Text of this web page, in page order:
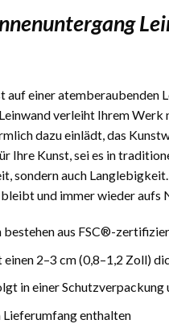
auf einer
verleiht Ihrem Werk
dazu einlädt, das
Ihre Kunst, sei es in
sondern auch
und immer wieder aufs
bestehen aus FSC®-
einen 2–3 cm (0,8–1,2 Zoll)
in einer
enthalten